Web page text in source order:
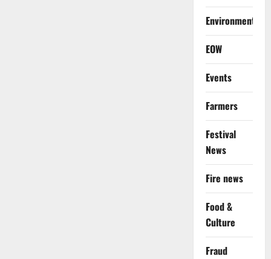
Environment
EOW
Events
Farmers
Festival
News
Fire news
Food &
Culture
Fraud